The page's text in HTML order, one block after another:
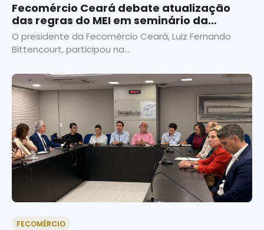
Fecomércio Ceará debate atualização
das regras do MEI em seminário da
Câmara dos Deputados
O presidente da Fecomércio Ceará, Luiz Fernando
Bittencourt, participou na...
FECOMÉRCIO